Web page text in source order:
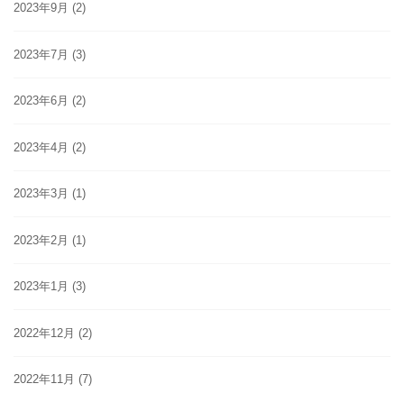
2023年9月 (2)
2023年7月 (3)
2023年6月 (2)
2023年4月 (2)
2023年3月 (1)
2023年2月 (1)
2023年1月 (3)
2022年12月 (2)
2022年11月 (7)